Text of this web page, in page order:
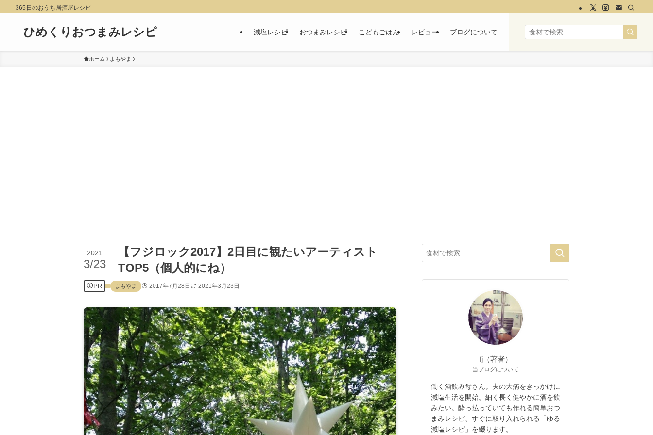
365日のおうち居酒屋レシピ
ひめくりおつまみレシピ 減塩レシピ おつまみレシピ こどもごはん レビュー ブログについて
ホーム よもやま
【フジロック2017】2日目に観たいアーティスト
TOP5（個人的にね）
2021
3/23
PR よもやま 2017年7月28日 2021年3月23日
fj（著者）
当ブログについて
働く酒飲み母さん。夫の大病をきっかけに
減塩生活を開始。細く長く健やかに酒を飲
みたい。酔っ払っていても作れる簡単おつ
まみレシピ、すぐに取り入れられる「ゆる
減塩レシピ」を綴ります。